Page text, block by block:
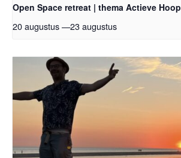
Open Space retreat | thema Actieve Hoop
20 augustus—23 augustus